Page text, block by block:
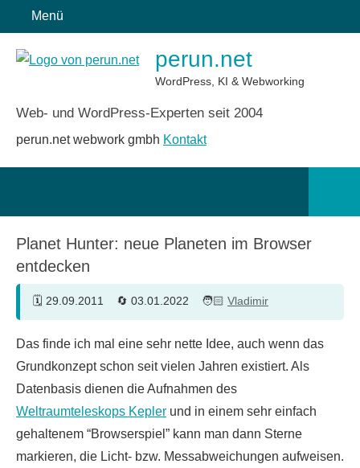
Inhalt
springen
Menü
perun.net
WordPress, KI & Webworking
Web- und WordPress-Experten seit 2004
perun.net webwork gmbh Kontakt
Planet Hunter: neue Planeten im Browser
entdecken
29.09.2011 03.01.2022 Vladimir
Das finde ich mal eine sehr nette Idee, auch wenn das
Grundkonzept schon seit vielen Jahren existiert. Als
Datenbasis dienen die Aufnahmen des
Weltraumteleskops Kepler und in einem sehr einfach
gehaltenem “Browserspiel” kann man dann Sterne
markieren, die Licht- bzw. Messabweichungen aufweisen.